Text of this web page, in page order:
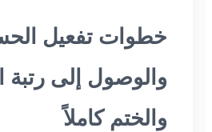
خطوات تفعيل
والوصول إلى رتبة
والختم كاملاً